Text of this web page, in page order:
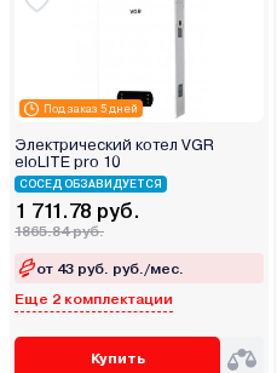
Под заказ 5 дней
Электрический котел VGR
eloLITE pro 10
СОСЕД ОБЗАВИДУЕТСЯ
1 711.78 руб.
1865.84 руб.
от 43 руб. руб./мес.
Еще 2 комплектации
Купить